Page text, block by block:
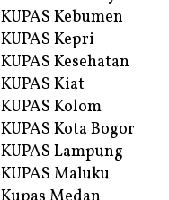
KUPAS Kebumen
KUPAS Kepri
KUPAS Kesehatan
KUPAS Kiat
KUPAS Kolom
KUPAS Kota Bogor
KUPAS Lampung
KUPAS Maluku